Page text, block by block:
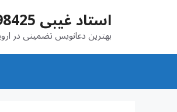
استاد غیبی 00442032398425
بهترین دعانویس تضمینی در